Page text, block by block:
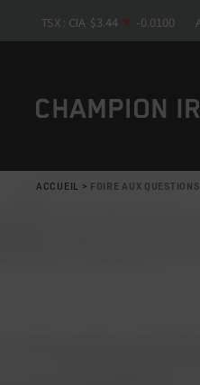
ACCUEIL > FOIRE AUX QUESTIONS